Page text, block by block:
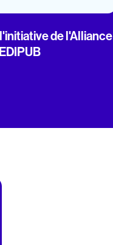
de l'Alliance